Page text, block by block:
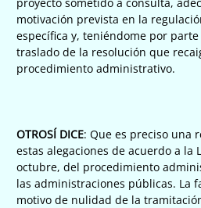
motivación prevista en la
específica y, teniéndome por
traslado de la resolución que
procedimiento administrativo.
OTROSÍ DICE: Que es preciso una
estas alegaciones de acuerdo a la
octubre, del procedimiento
las administraciones públicas. La
motivo de nulidad de la